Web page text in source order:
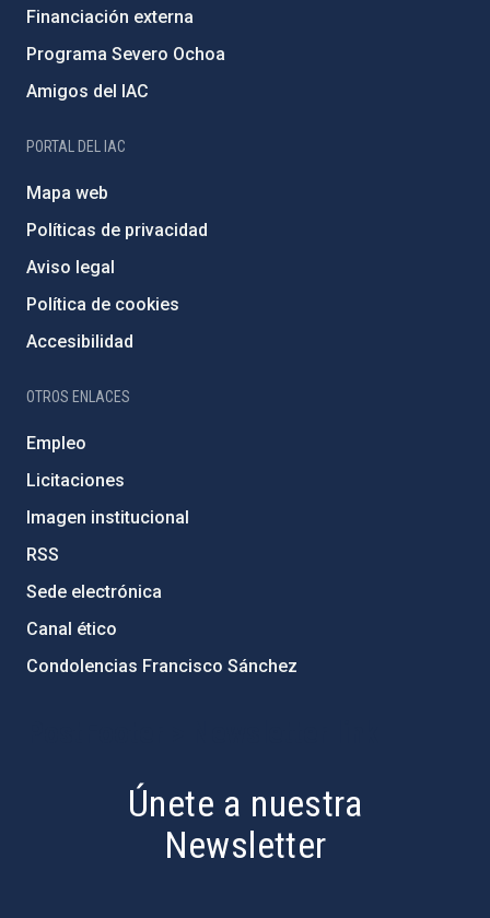
Financiación externa
Programa Severo Ochoa
Amigos del IAC
PORTAL DEL IAC
Mapa web
Políticas de privacidad
Aviso legal
Política de cookies
Accesibilidad
OTROS ENLACES
Empleo
Licitaciones
Imagen institucional
RSS
Sede electrónica
Canal ético
Condolencias Francisco Sánchez
Únete a nuestra
Newsletter